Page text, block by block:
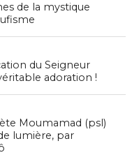
de la mystique
du Seigneur
adoration !
Moumamad (psl)
lumière, par